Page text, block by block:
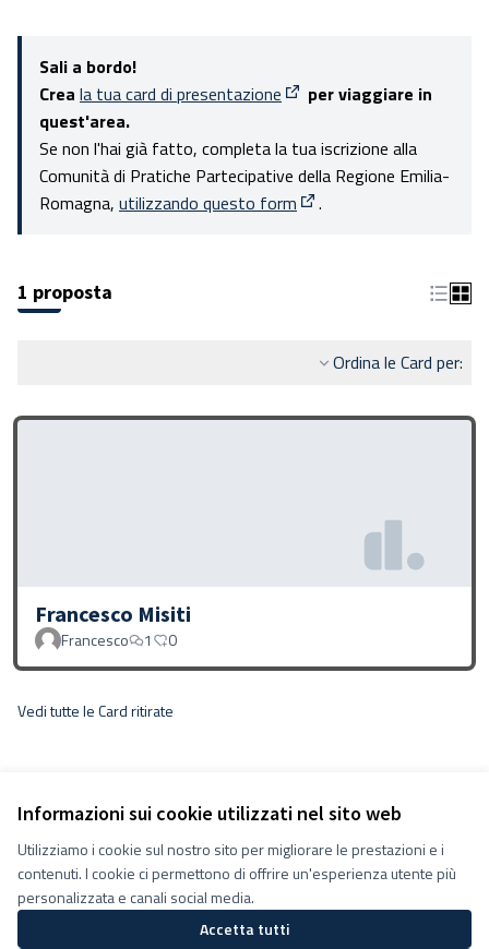
Informazioni sui cookie utilizzati nel sito web
Utilizziamo i cookie sul nostro sito per migliorare le prestazioni e i
contenuti. I cookie ci permettono di offrire un'esperienza utente più
personalizzata e canali social media.
Accetta tutti
Sali a bordo!
Crea la tua card di presentazione
(Apre in una nuova scheda)
per viaggiare in
quest'area.
Se non l'hai già fatto, completa la tua iscrizione alla
Comunità di Pratiche Partecipative della Regione Emilia-
Romagna, utilizzando questo form .
1 proposta
Ordina le Card per:
Francesco Misiti
Francesco 1 0
Vedi tutte le Card ritirate